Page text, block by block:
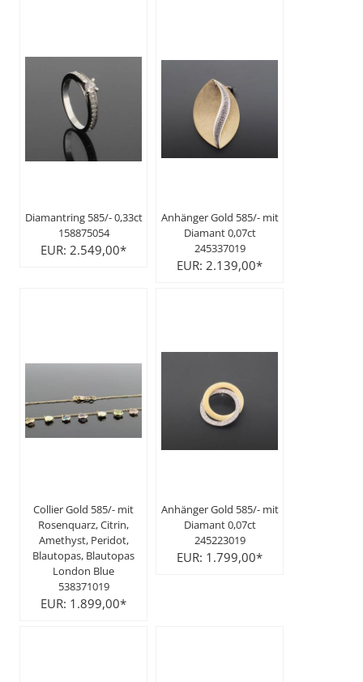
Diamantring 585/- 0,33ct
158875054
EUR: 2.549,00*
Anhänger Gold 585/- mit
Diamant 0,07ct
245337019
EUR: 2.139,00*
Collier Gold 585/- mit
Rosenquarz, Citrin,
Amethyst, Peridot,
Blautopas, Blautopas
London Blue
538371019
EUR: 1.899,00*
Anhänger Gold 585/- mit
Diamant 0,07ct
245223019
EUR: 1.799,00*